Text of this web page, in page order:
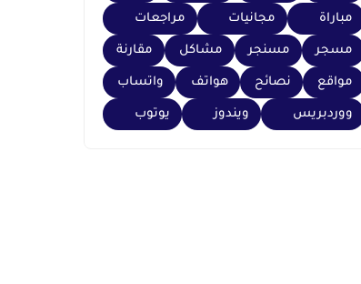
مباراة مجانيات مراجعات
مسجر مسنجر مشاكل مقارنة
مواقع نصائح هواتف واتساب
ووردبريس ويندوز يوتوب